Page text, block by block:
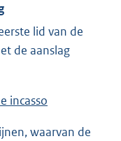
lid van de
de aanslag
incasso
waarvan de